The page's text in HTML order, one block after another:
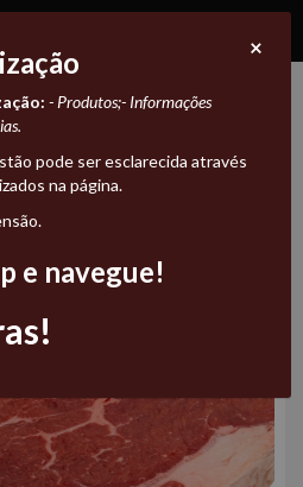
×
- Produtos;- Informações
pode ser esclarecida através
na página.
e navegue!